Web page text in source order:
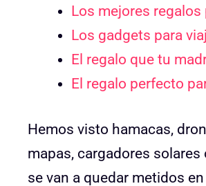
Los mejores
Los gadgets para
El regalo que tu
El regalo perfecto
Hemos visto hamacas,
mapas, cargadores
se van a quedar metidos